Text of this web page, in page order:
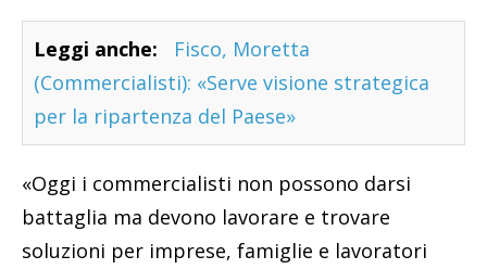
Leggi anche:
Fisco, Moretta
(Commercialisti): «Serve visione strategica
per la ripartenza del Paese»
«Oggi i commercialisti non possono darsi
battaglia ma devono lavorare e trovare
soluzioni per imprese, famiglie e lavoratori